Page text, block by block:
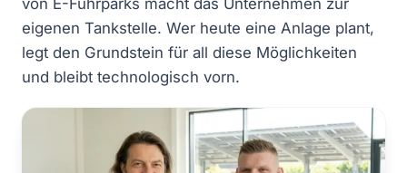
eigenen Tankstelle. Wer heute eine Anlage plant,
legt den Grundstein für all diese Möglichkeiten
und bleibt technologisch vorn.